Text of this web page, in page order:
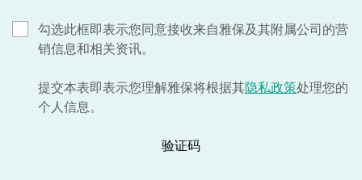
勾选此框即表示您同意接收来自雅保及其附属公司的营
销信息和相关资讯。
提交本表即表示您理解雅保将根据其隐私政策处理您的
个人信息。
验证码